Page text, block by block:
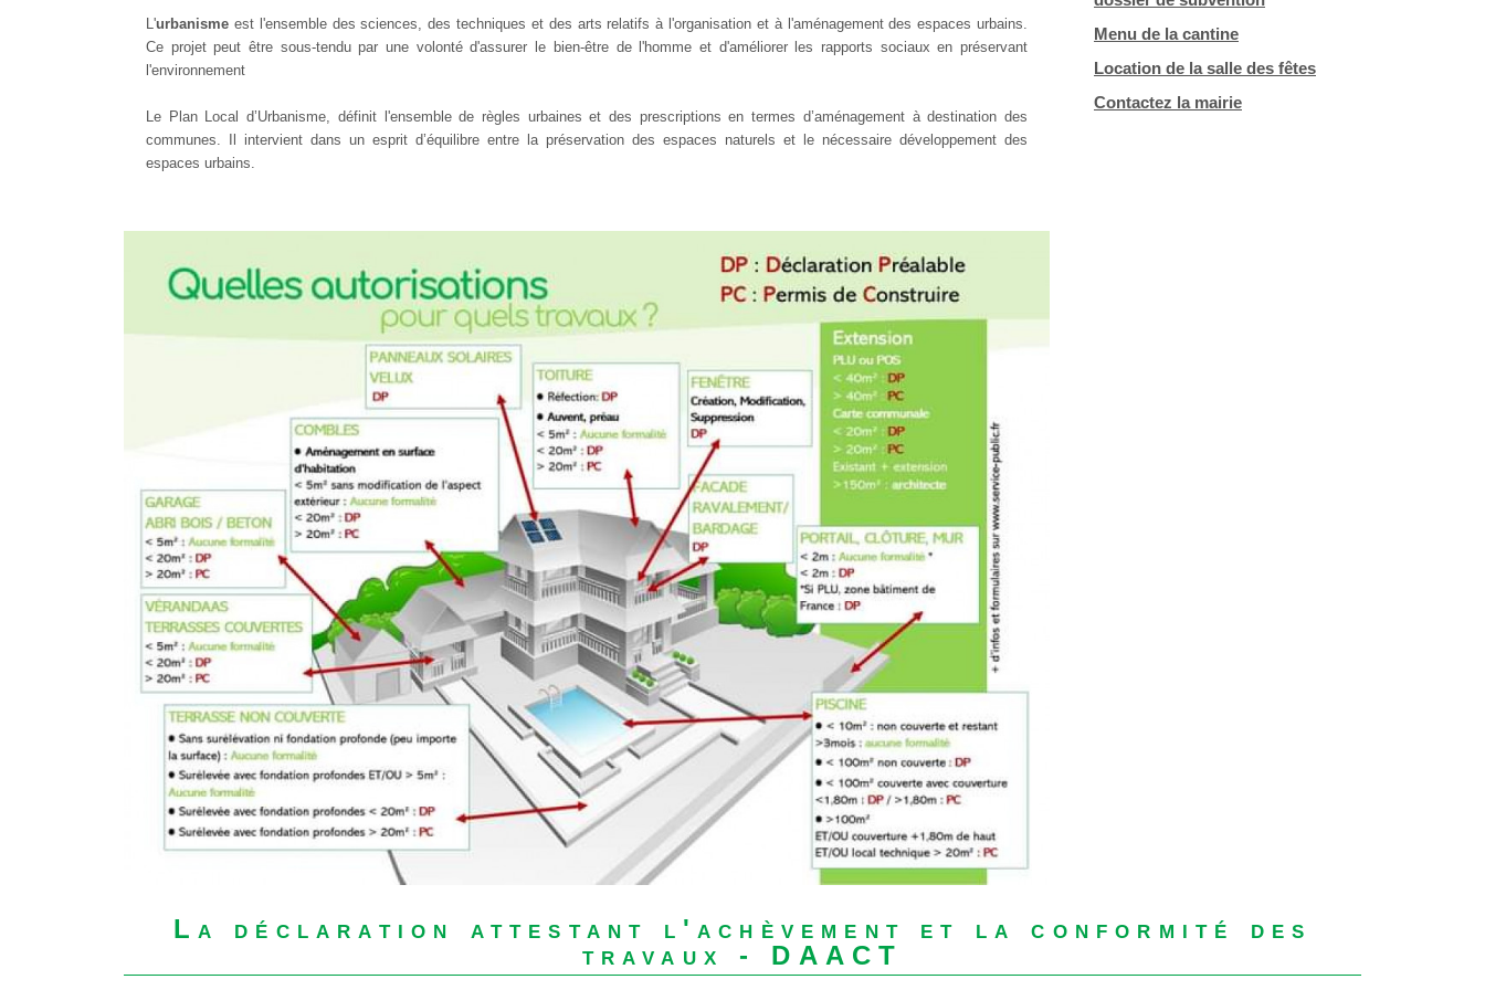
L'urbanisme est l'ensemble des sciences, des techniques et des arts relatifs à l'organisation et à l'aménagement des espaces urbains.
Ce projet peut être sous-tendu par une volonté d'assurer le bien-être de l'homme et d'améliorer les rapports sociaux en préservant
l'environnement
Le Plan Local d’Urbanisme, définit l'ensemble de règles urbaines et des prescriptions en termes d’aménagement à destination des
communes. Il intervient dans un esprit d’équilibre entre la préservation des espaces naturels et le nécessaire développement des
espaces urbains.
Menu de la cantine
Location de la salle des fêtes
Contactez la mairie
La déclaration attestant l'achèvement et la conformité des
travaux - DAACT